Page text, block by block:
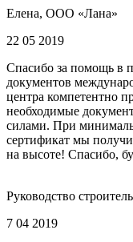
Елена, ООО «Лана»
22 05 2019
Спасибо за помощь в
документов
центра компетентно
необходимые
силами. При
сертификат мы
на высоте! Спасибо,
Руководство
7 04 2019